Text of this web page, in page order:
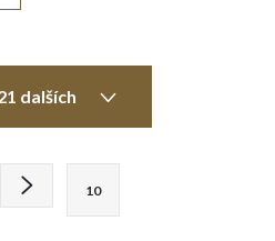
dalších
10